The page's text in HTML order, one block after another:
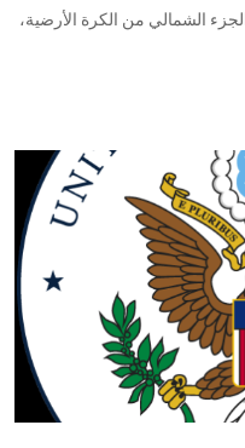
الشمالي من الكرة الأرضية،